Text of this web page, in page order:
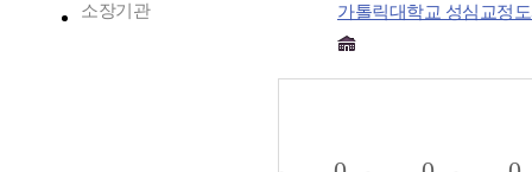
소장기관 가톨릭대학교 성심교정